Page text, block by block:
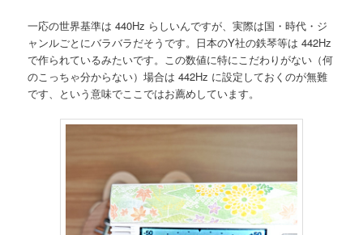
一応の世界基準は 440Hz らしいんですが、実際は国・時代・ジ
ャンルごとにバラバラだそうです。日本のY社の鉄琴等は 442Hz
で作られているみたいです。この数値に特にこだわりがない（何
のこっちゃ分からない）場合は 442Hz に設定しておくのが無難
です、という意味でここではお薦めしています。